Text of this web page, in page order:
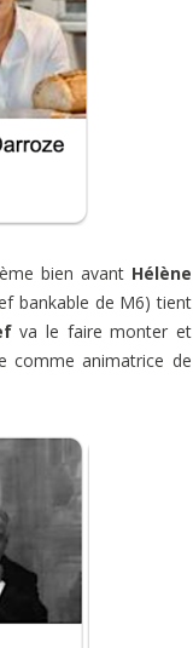
bien avant Hélène
bankable de M6) tient
va le faire monter et
comme animatrice de